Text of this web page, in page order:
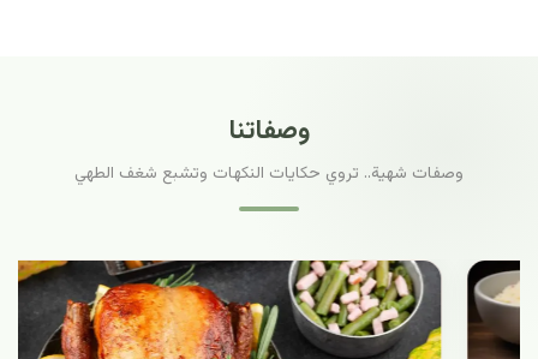
وصفاتنا
وصفات شهية.. تروي حكايات النكهات وتشبع شغف الطهي